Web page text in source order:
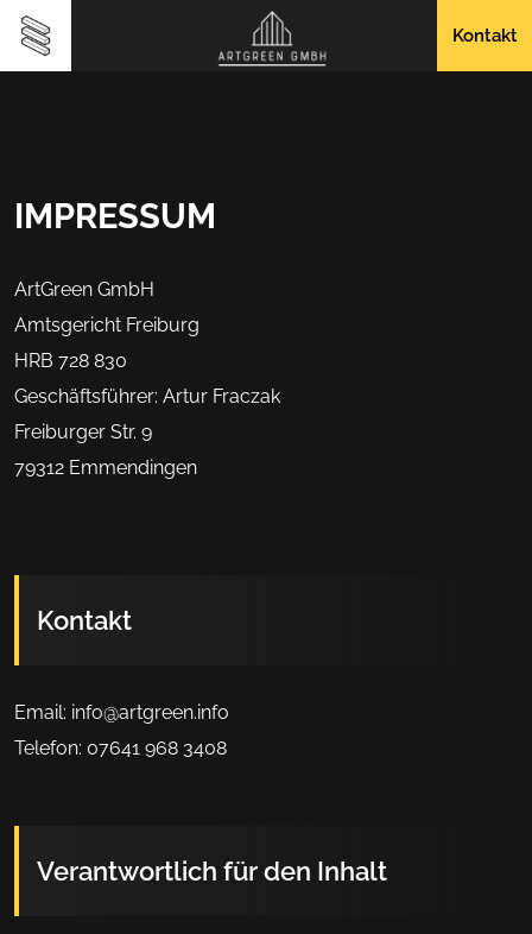
Kontakt
IMPRESSUM
ArtGreen GmbH
Amtsgericht Freiburg
HRB 728 830
Geschäftsführer: Artur Fraczak
Freiburger Str. 9
79312 Emmendingen
Kontakt
Email: info@artgreen.info
Telefon: 07641 968 3408
Verantwortlich für den Inhalt